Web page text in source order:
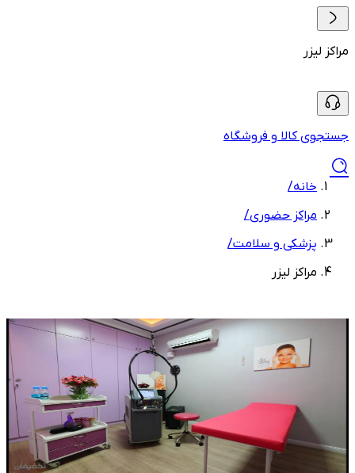
مراکز لیزر
جستجوی کالا و فروشگاه
خانه/
مراکز حضوری/
پزشکی و سلامت/
مراکز لیزر